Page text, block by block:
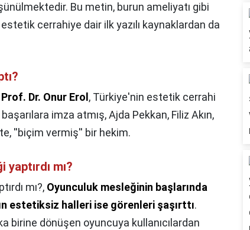
Bu metin, burun ameliyatı gibi
cerrahiye dair ilk yazılı kaynaklardan da
Prof. Dr. Onur Erol , Türkiye'nin estetik cerrahi
imza atmış, Ajda Pekkan, Filiz Akın,
''biçim vermiş'' bir hekim.
mı?
mı?, Oyunculuk mesleğinin başlarında
estetiksiz halleri ise görenleri şaşırttı.
birine dönüşen oyuncuya kullanıcılardan